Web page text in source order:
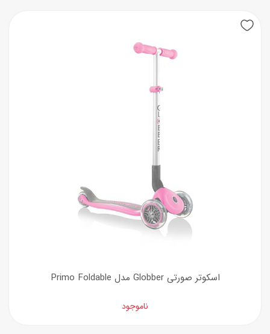
اسکوتر صورتی Globber مدل Primo Foldable
ناموجود